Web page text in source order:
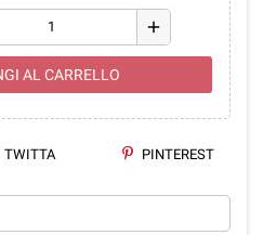
add
AL CARRELLO
TWITTA PINTEREST